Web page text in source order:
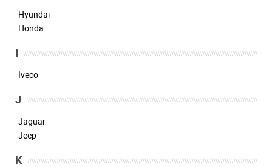
Hyundai
Honda
Iveco
J
Jaguar
Jeep
K